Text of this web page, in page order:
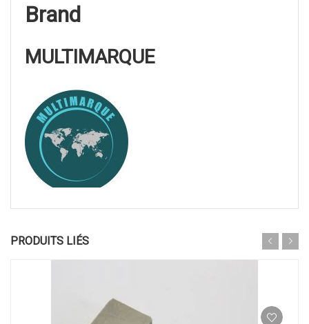
Brand
MULTIMARQUE
PRODUITS LIÉS